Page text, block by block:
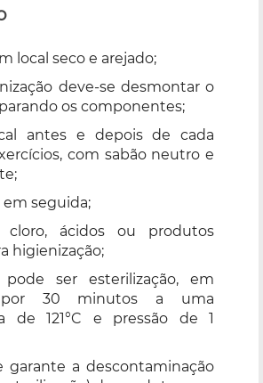
local seco e arejado;
deve-se desmontar o
os componentes;
antes e depois de cada
com sabão neutro e
em seguida;
cloro, ácidos ou produtos
higienização;
ser esterilização, em
por 30 minutos a uma
de 121°C e pressão de 1
garante a descontaminação